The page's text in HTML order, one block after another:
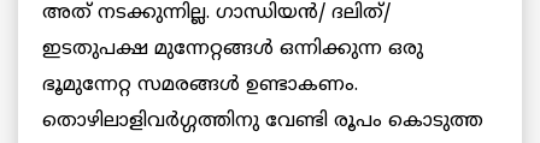
അത് നടക്കുന്നില്ല. ഗാന്ധിയന്‍/ ദലിത്/
ഇടതുപക്ഷ മുന്നേറ്റങ്ങള്‍ ഒന്നിക്കുന്ന ഒരു
ഭൂമുന്നേറ്റ സമരങ്ങള്‍ ഉണ്ടാകണം.
തൊഴിലാളിവര്‍ഗ്ഗത്തിനു വേണ്ടി രൂപം കൊടുത്ത